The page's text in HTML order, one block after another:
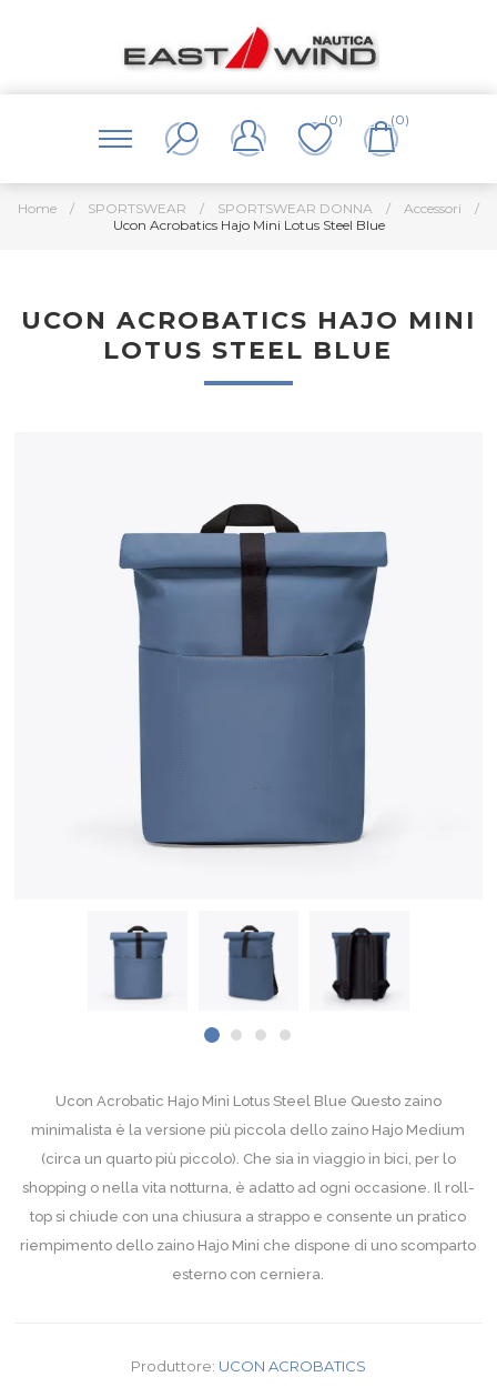
(0) (0)
Home / SPORTSWEAR / SPORTSWEAR DONNA / Accessori
/
Ucon Acrobatics Hajo Mini Lotus Steel Blue
UCON ACROBATICS HAJO MINI
LOTUS STEEL BLUE
Ucon Acrobatic Hajo Mini Lotus Steel Blue Questo zaino
minimalista è la versione più piccola dello zaino Hajo Medium
(circa un quarto più piccolo). Che sia in viaggio in bici, per lo
shopping o nella vita notturna, è adatto ad ogni occasione. Il roll-
top si chiude con una chiusura a strappo e consente un pratico
riempimento dello zaino Hajo Mini che dispone di uno scomparto
esterno con cerniera.
Produttore: UCON ACROBATICS